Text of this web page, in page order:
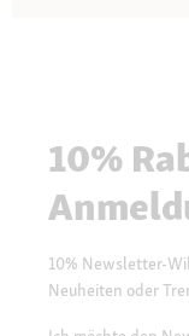
10%
10% Newsletter-
Neuheiten oder